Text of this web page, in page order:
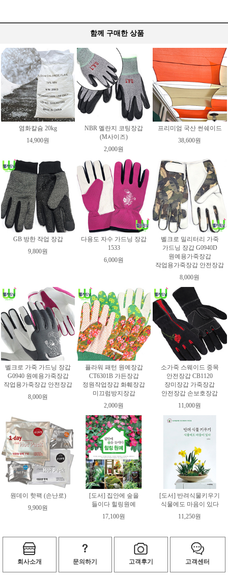
함께 구매한 상품
염화칼슘 20kg
14,900원
NBR 멜란지 코팅장갑
(M사이즈)
2,000원
프리미엄 국산 썬쉐이드
38,600원
GB 방한 작업 장갑
9,800원
다용도 자수 가드닝 장갑
1533
6,000원
벨크로 밀리터리 가죽
가드닝 장갑 G0940D
원예용가죽장갑
작업용가죽장갑 안전장갑
8,000원
벨크로 가죽 가드닝 장갑
G0940 원예용가죽장갑
작업용가죽장갑 안전장갑
8,000원
플라워 패턴 원예장갑
CT6301B 가든장갑
정원작업장갑 화훼장갑
미끄럼방지장갑
2,000원
소가죽 스웨이드 중목
안전장갑 CB1120
장미장갑 가죽장갑
안전장갑 손보호장갑
11,000원
원데이 핫팩 (손난로)
9,900원
[도서] 집안에 숲을
들이다 힐링원예
17,100원
[도서] 반려식물키우기
식물에도 마음이 있다
11,250원
회사소개 문의하기 고객후기 고객센터